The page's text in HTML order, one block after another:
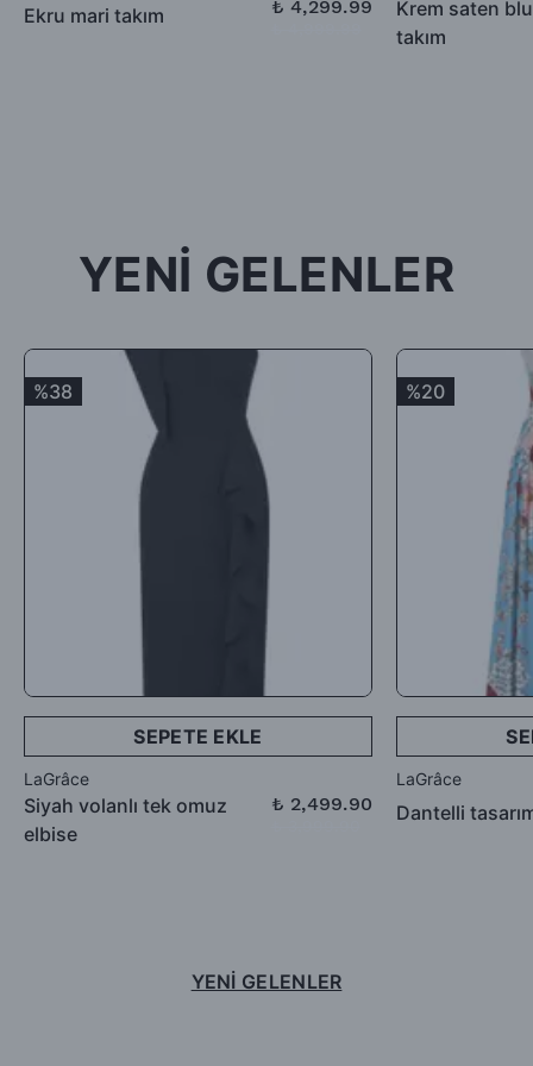
-İade için göndermiş olduğunuz ürün / ürünler 5 günü geçmiş,
uygunluğunun kontrolünden sonra, 7 ile 10 iş günü arasında
ürün bedelinizden iade kargo ücretinizin kesintisi yapılarak geri
Satın aldığınız ürünler için Hediye Çeki, Değişim ya da ücret
iadesi talep edebilirsiniz.
Ekru mari takım ₺ 4,299.99
Krem saten
takım
YENİ GELENLER
%38
SEPETE EKLE
LaGrâce
Siyah volanlı tek omuz
elbise
₺ 2,499.90
%20
LaGrâce
Dantelli
YENİ GELENLER